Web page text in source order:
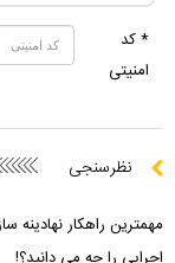
* کد
امنیتی
نظرسنجی
مهمترین راهکار نهادینه